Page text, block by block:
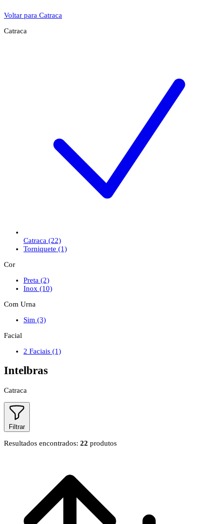
Voltar para Catraca
Catraca
Catraca (22)
Torniquete (1)
Cor
Preta (2)
Inox (10)
Com Urna
Sim (3)
Facial
2 Faciais (1)
Intelbras
Catraca
Filtrar
Resultados encontrados: 22 produtos